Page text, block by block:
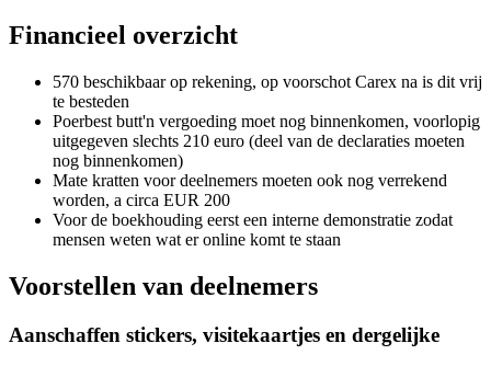
Financieel overzicht
570 beschikbaar op rekening, op voorschot Carex na is dit vrij
te besteden
Poerbest butt'n vergoeding moet nog binnenkomen, voorlopig
uitgegeven slechts 210 euro (deel van de declaraties moeten
nog binnenkomen)
Mate kratten voor deelnemers moeten ook nog verrekend
worden, a circa EUR 200
Voor de boekhouding eerst een interne demonstratie zodat
mensen weten wat er online komt te staan
Voorstellen van deelnemers
Aanschaffen stickers, visitekaartjes en dergelijke